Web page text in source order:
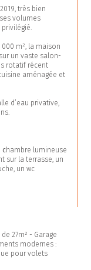
très bien
volumes
m², la maison
un vaste salon-
rotatif récent
aménagée et
d’eau privative,
chambre lumineuse
sur la terrasse, un
un wc
de 27m² - Garage
modernes :
pour volets